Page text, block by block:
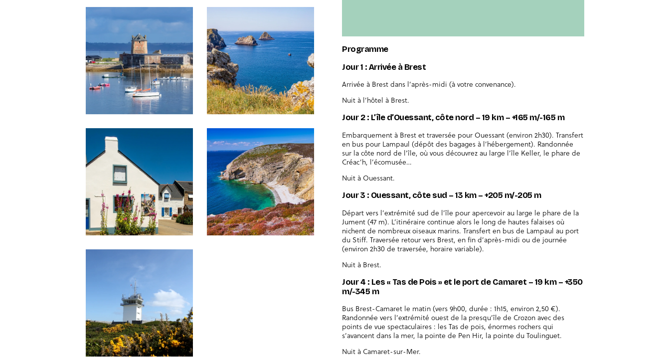
Programme
Jour 1 : Arrivée à Brest
Arrivée à Brest dans l’après-midi (à votre convenance).
Nuit à l’hôtel à Brest.
Jour 2 : L’île d’Ouessant, côte nord – 19 km – +165 m/-165 m
Embarquement à Brest et traversée pour Ouessant (environ 2h30). Transfert
en bus pour Lampaul (dépôt des bagages à l’hébergement). Randonnée
sur la côte nord de l’île, où vous découvrez au large l’île Keller, le phare de
Créac’h, l’écomusée…
Nuit à Ouessant.
Jour 3 : Ouessant, côte sud – 13 km – +205 m/-205 m
Départ vers l’extrémité sud de l’île pour apercevoir au large le phare de la
Jument (47 m). L’itinéraire continue alors le long de hautes falaises où
nichent de nombreux oiseaux marins. Transfert en bus de Lampaul au port
du Stiff. Traversée retour vers Brest, en fin d’après-midi ou de journée
(environ 2h30 de traversée, horaire variable).
Nuit à Brest.
Jour 4 : Les « Tas de Pois » et le port de Camaret – 19 km – +350
m/-345 m
Bus Brest-Camaret le matin (vers 9h00, durée : 1h15, environ 2,50 €).
Randonnée vers l’extrémité ouest de la presqu’île de Crozon avec des
points de vue spectaculaires : les Tas de pois, énormes rochers qui
s’avancent dans la mer, la pointe de Pen Hir, la pointe du Toulinguet.
Nuit à Camaret-sur-Mer.